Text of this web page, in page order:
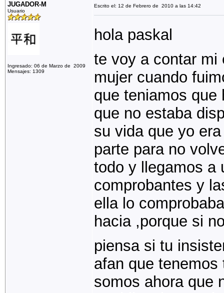
JUGADOR-M
Usuario
Ingresado: 06 de Marzo de 2009
Mensajes: 1309
Escrito el: 12 de Febrero de 2010 a las 14:42
hola paskal
te voy a contar mi
mujer cuando
que teniamos que
que no estaba
su vida que yo
parte para no
todo y llegamos a
comprobantes y
ella lo
hacia ,porque si
piensa si tu
afan que
somos ahora que